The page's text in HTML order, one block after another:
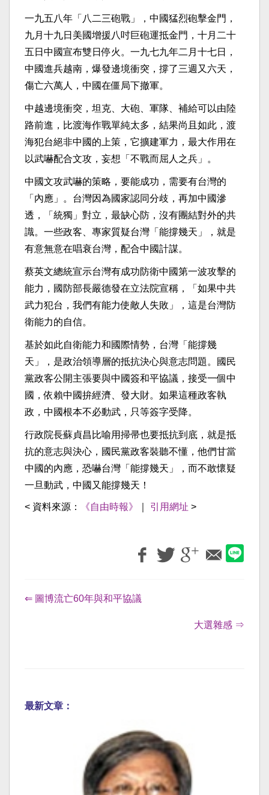
一九五八年「八二三砲戰」，中國猛烈砲擊金門，
九月十九日美國增援八吋巨砲運抵金門，十月二十
五日中國宣布雙日停火。一九七九年二月十七日，
中國進兵越南，爆發邊境衝突，撐了三週又六天，
傷亡六萬人，中國在僵局下撤軍。
中越邊境衝突，坦克、大砲、軍隊、補給可以由陸
路前進，比渡海作戰單純太多，結果尚且如此，渡
海犯台絕非中國的上策，它擴建軍力，最大作用在
以武嚇配合文攻，妄想「不戰而屈人之兵」。
中國文攻武嚇的策略，要能成功，需要有台灣的
「內應」。台灣因為國家認同分歧，再加中國滲
透，「統獨」對立，最缺心防，沒有團結對外的共
識。一些政客、專家質疑台灣「能撐幾天」，就是
有意無意在唱衰台灣，配合中國計謀。
蔡英文總統宣示台灣有成功防衛中國第一波攻擊的
能力，國防部長嚴德發在立法院宣稱，「如果中共
武力犯台，我們有能力使敵人失敗」，這是台灣防
衛能力的自信。
基於如此自衛能力和國際情勢，台灣「能撐幾
天」，是政治領導層的抵抗決心與意志問題。國民
黨政客公開主張要與中國簽和平協議，接受一個中
國，依賴中國拚經濟、發大財。如果這種政客執
政，中國根本不必動武，只等簽字受降。
行政院長蘇貞昌比喻用掃帚也要抵抗到底，就是抵
抗的意志與決心，國民黨政客裝聽不懂，他們甘當
中國的內應，恐嚇台灣「能撐幾天」，而不敢懷疑
一旦動武，中國又能撐幾天！
< 資料來源： 《自由時報》 引用網址 >
⇐ 圖博流亡60年與和平協議
大選雜感 ⇒
最新文章：